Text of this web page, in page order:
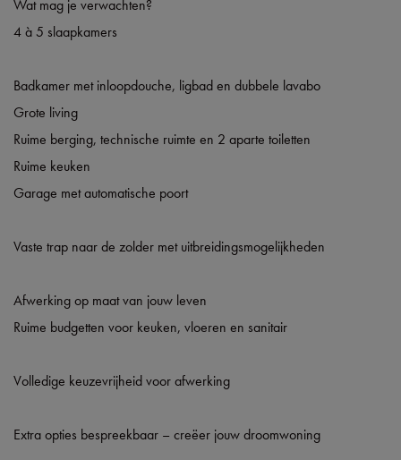
Wat mag je verwachten?
4 à 5 slaapkamers
Badkamer met inloopdouche, ligbad en dubbele lavabo
Grote living
Ruime berging, technische ruimte en 2 aparte toiletten
Ruime keuken
Garage met automatische poort
Vaste trap naar de zolder met uitbreidingsmogelijkheden
Afwerking op maat van jouw leven
Ruime budgetten voor keuken, vloeren en sanitair
Volledige keuzevrijheid voor afwerking
Extra opties bespreekbaar – creëer jouw droomwoning